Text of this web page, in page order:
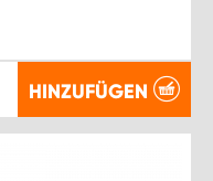
HINZUFÜGEN